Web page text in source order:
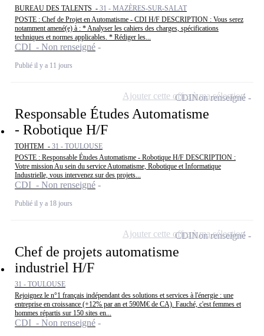
BUREAU DES TALENTS - 31 - MAZÈRES-SUR-SALAT
POSTE : Chef de Projet en Automatisme - CDI H/F DESCRIPTION : Vous serez
notamment amené(e) à : * Analyser les cahiers des charges, spécifications
techniques et normes applicables. * Rédiger les...
CDI - Non renseigné
Publié il y a 11 jours
Responsable Études Automatisme
- Robotique H/F
TOHTEM - 31 - TOULOUSE
POSTE : Responsable Études Automatisme - Robotique H/F DESCRIPTION :
Votre mission Au sein du service Automatisme, Robotique et Informatique
Industrielle, vous intervenez sur des projets...
CDI - Non renseigné
Publié il y a 18 jours
CDINon renseigné
Ajouter cette offre à ma sélection
Chef de projets automatisme
industriel H/F
31 - TOULOUSE
Rejoignez le n°1 français indépendant des solutions et services à l'énergie : une
entreprise en croissance (+12% par an et 590M€ de CA). Fauché, c'est femmes et
hommes répartis sur 150 sites en...
CDI - Non renseigné
CDINon renseigné
Ajouter cette offre à ma sélection